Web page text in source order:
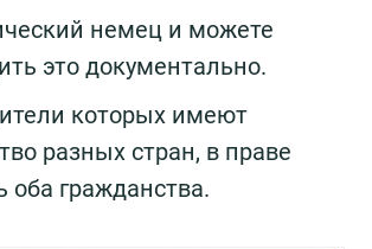
немец и можете
это документально.
которых имеют
разных стран, в праве
оба гражданства.